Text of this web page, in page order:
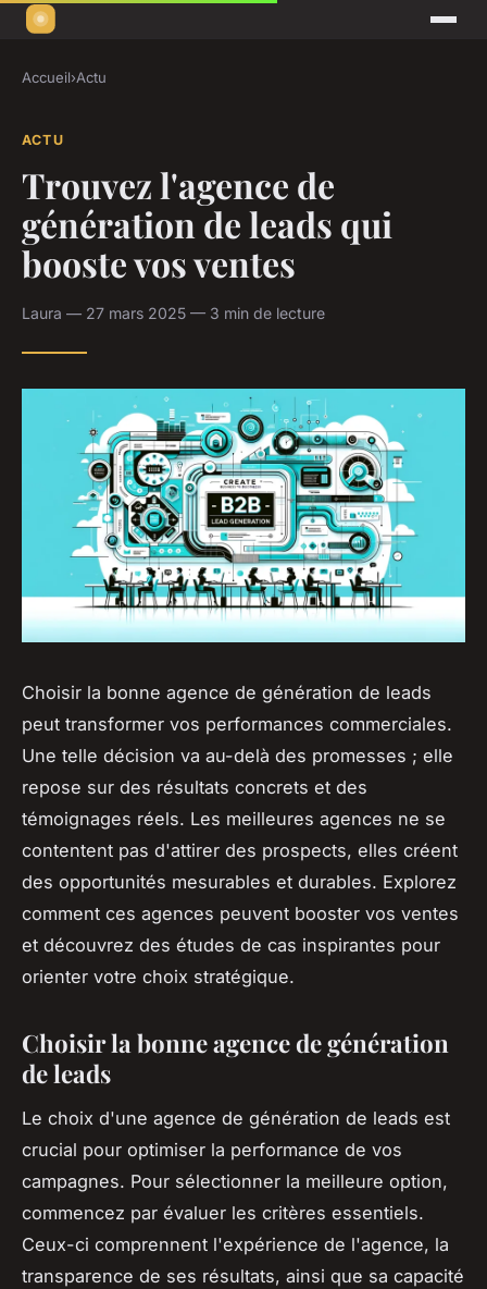
Accueil›Actu
ACTU
Trouvez l'agence de
génération de leads qui
booste vos ventes
Laura — 27 mars 2025 — 3 min de lecture
Choisir la bonne agence de génération de leads
peut transformer vos performances commerciales.
Une telle décision va au-delà des promesses ; elle
repose sur des résultats concrets et des
témoignages réels. Les meilleures agences ne se
contentent pas d'attirer des prospects, elles créent
des opportunités mesurables et durables. Explorez
comment ces agences peuvent booster vos ventes
et découvrez des études de cas inspirantes pour
orienter votre choix stratégique.
Choisir la bonne agence de génération
de leads
Le choix d'une agence de génération de leads est
crucial pour optimiser la performance de vos
campagnes. Pour sélectionner la meilleure option,
commencez par évaluer les critères essentiels.
Ceux-ci comprennent l'expérience de l'agence, la
transparence de ses résultats, ainsi que sa capacité